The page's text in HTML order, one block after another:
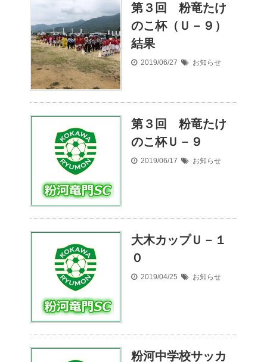
第３回 粉竜たけ
のこ杯（Ｕ－９）
結果
2019/06/27 お知らせ
第３回 粉竜たけ
のこ杯Ｕ－９
2019/06/17 お知らせ
大木カップＵ－１
０
2019/04/25 お知らせ
粉河中学校サッカ